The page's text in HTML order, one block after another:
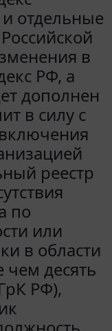
отдельные
в
РФ, а
дополнен
в силу с
реестр
по
или
в области
чем десять
РФ),